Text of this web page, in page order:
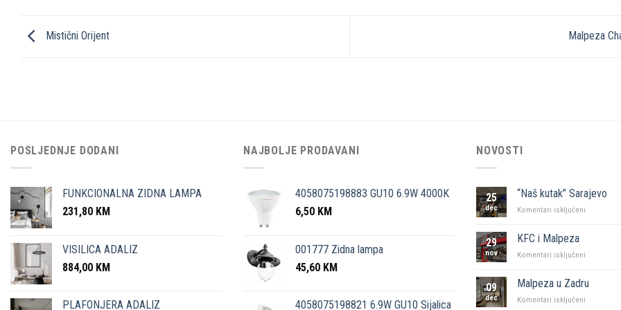
Mistični Orijent Malpeza
POSLJEDNJE DODANI
FUNKCIONALNA ZIDNA LAMPA
231,80 KM
VISILICA ADALIZ
884,00 KM
PLAFONJERA ADALIZ
NAJBOLJE PRODAVANI
4058075198883 GU10 6.9W 4000K
6,50 KM
001777 Zidna lampa
45,60 KM
4058075198821 6.9W GU10 Sijalica
NOVOSTI
25
dec
“Naš kutak” Sarajevo
Komentari isključeni
29
nov
KFC i Malpeza
Komentari isključeni
Malpeza
09
dec
Malpeza u Zadru
Komentari isključeni